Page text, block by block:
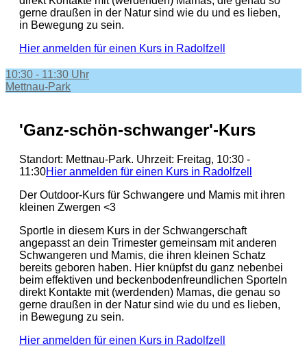
gerne draußen in der Natur sind wie du und es lieben,
in Bewegung zu sein.
Hier anmelden für einen Kurs in Radolfzell
10:30 - 11:30 Uhr
Mettnau-Park
'Ganz-schön-schwanger'-Kurs
Standort: Mettnau-Park. Uhrzeit: Freitag, 10:30 -
11:30Hier anmelden für einen Kurs in Radolfzell
Der Outdoor-Kurs für Schwangere und Mamis mit ihren
kleinen Zwergen <3
Sportle in diesem Kurs in der Schwangerschaft
angepasst an dein Trimester gemeinsam mit anderen
Schwangeren und Mamis, die ihren kleinen Schatz
bereits geboren haben. Hier knüpfst du ganz nebenbei
beim effektiven und beckenbodenfreundlichen Sporteln
direkt Kontakte mit (werdenden) Mamas, die genau so
gerne draußen in der Natur sind wie du und es lieben,
in Bewegung zu sein.
Hier anmelden für einen Kurs in Radolfzell